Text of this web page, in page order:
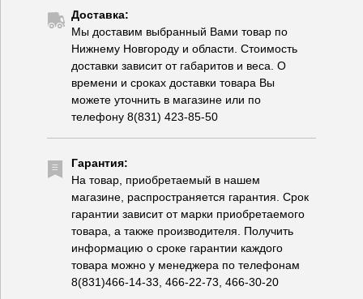
Доставка:
Мы доставим выбранный Вами товар по
Нижнему Новгороду и области. Стоимость
доставки зависит от габаритов и веса. О
времени и сроках доставки товара Вы
можете уточнить в магазине или по
телефону 8(831) 423-85-50
Гарантия:
На товар, приобретаемый в нашем
магазине, распространяется гарантия. Срок
гарантии зависит от марки приобретаемого
товара, а также производителя. Получить
информацию о сроке гарантии каждого
товара можно у менеджера по телефонам
8(831)466-14-33, 466-22-73, 466-30-20